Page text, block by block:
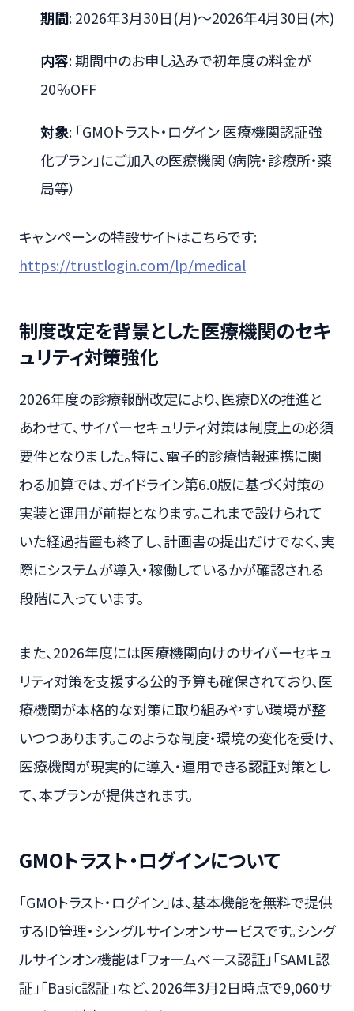
期間: 2026年3月30日(月)～2026年4月30日(木)
内容: 期間中のお申し込みで初年度の料金が
20％OFF
対象: 「GMOトラスト・ログイン 医療機関認証強
化プラン」にご加入の医療機関（病院・診療所・薬
局等）
キャンペーンの特設サイトはこちらです:
https://trustlogin.com/lp/medical
制度改定を背景とした医療機関のセキ
ュリティ対策強化
2026年度の診療報酬改定により、医療DXの推進と
あわせて、サイバーセキュリティ対策は制度上の必須
要件となりました。特に、電子的診療情報連携に関
わる加算では、ガイドライン第6.0版に基づく対策の
実装と運用が前提となります。これまで設けられて
いた経過措置も終了し、計画書の提出だけでなく、実
際にシステムが導入・稼働しているかが確認される
段階に入っています。
また、2026年度には医療機関向けのサイバーセキュ
リティ対策を支援する公的予算も確保されており、医
療機関が本格的な対策に取り組みやすい環境が整
いつつあります。このような制度・環境の変化を受け、
医療機関が現実的に導入・運用できる認証対策とし
て、本プランが提供されます。
GMOトラスト・ログインについて
「GMOトラスト・ログイン」は、基本機能を無料で提供
するID管理・シングルサインオンサービスです。シング
ルサインオン機能は「フォームベース認証」「SAML認
証」「Basic認証」など、2026年3月2日時点で9,060サ